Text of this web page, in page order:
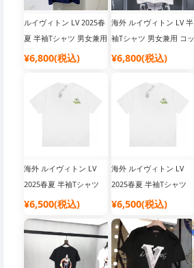
ルイヴィトン LV 2025春
夏 半袖Tシャツ 男女兼用
コットン
¥6,800(税込)
海外 ルイヴィトン LV 半
袖Tシャツ 男女兼用 コッ
トン素材
¥6,800(税込)
海外 ルイヴィトン LV
2025春夏 半袖Tシャツ
男女兼用
¥6,500(税込)
海外 ルイヴィトン LV
2025春夏 半袖Tシャツ
男女兼用
¥6,500(税込)